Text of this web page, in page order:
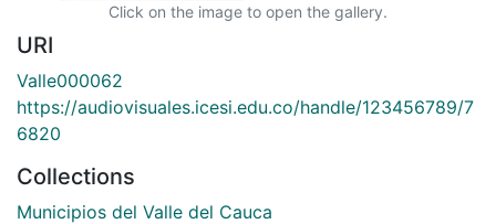
Click on the image to open the gallery.
URI
Valle000062
https://audiovisuales.icesi.edu.co/handle/123456789/7
6820
Collections
Municipios del Valle del Cauca